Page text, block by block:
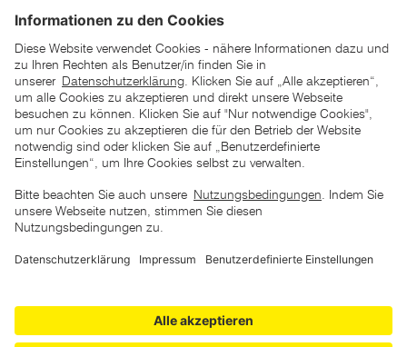
*der "statt"-Preis ist der niedrigste von uns in den letzten 30
Tagen vor Beginn dieser Aktion verlangte Preis
unter den UVP Preisen auf dieser Website sind die
zu verstehen
Copyright © 2026 ZGONC. Alle Rechte vorbehalten.